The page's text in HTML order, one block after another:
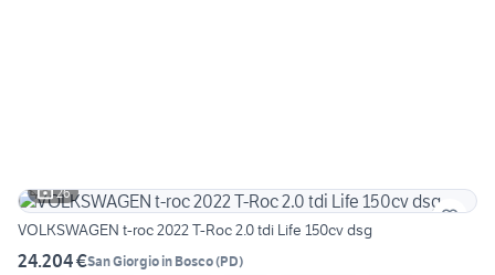
26
VOLKSWAGEN t-roc 2022 T-Roc 2.0 tdi Life 150cv dsg
24.204 €San Giorgio in Bosco(PD)